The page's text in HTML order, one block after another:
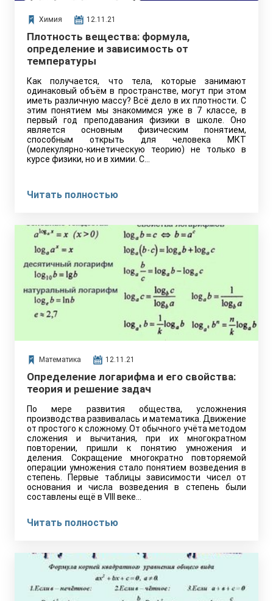
Химия 12.11.21
Плотность вещества: формула,
определение и зависимость от
температуры
Как получается, что тела, которые занимают
одинаковый объём в пространстве, могут при этом
иметь различную массу? Всё дело в их плотности. С
этим понятием мы знакомимся уже в 7 классе, в
первый год преподавания физики в школе. Оно
является основным физическим понятием,
способным открыть для человека МКТ
(молекулярно-кинетическую теорию) не только в
курсе физики, но и в химии. С…
Читать полностью
Математика 12.11.21
Определение логарифма и его свойства:
теория и решение задач
По мере развития общества, усложнения
производства развивалась и математика. Движение
от простого к сложному. От обычного учёта методом
сложения и вычитания, при их многократном
повторении, пришли к понятию умножения и
деления. Сокращение многократно повторяемой
операции умножения стало понятием возведения в
степень. Первые таблицы зависимости чисел от
основания и числа возведения в степень были
составлены ещё в VIII веке…
Читать полностью